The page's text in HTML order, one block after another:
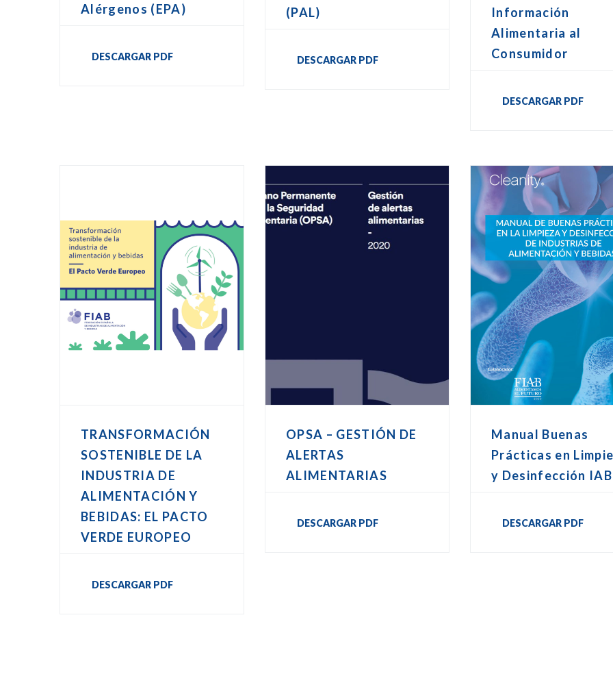
Alérgenos (EPA)
DESCARGAR PDF
(PAL)
DESCARGAR PDF
Información
Alimentaria al
Consumidor
DESCARGAR PDF
TRANSFORMACIÓN
SOSTENIBLE DE LA
INDUSTRIA DE
ALIMENTACIÓN Y
BEBIDAS: EL PACTO
VERDE EUROPEO
DESCARGAR PDF
OPSA – GESTIÓN DE
ALERTAS
ALIMENTARIAS
DESCARGAR PDF
Manual Buenas
Prácticas en
y Desinfección IAB
DESCARGAR PDF